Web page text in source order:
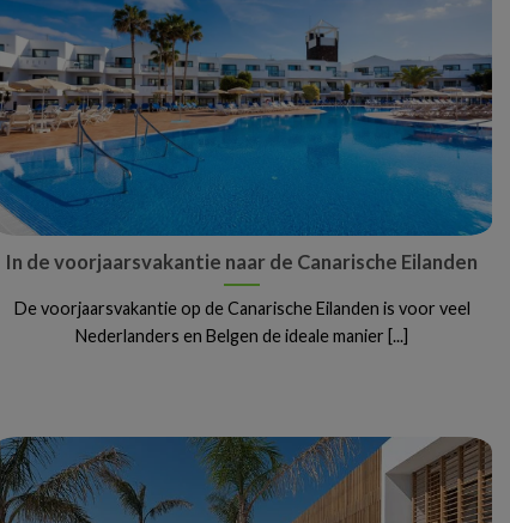
In de voorjaarsvakantie naar de Canarische Eilanden
De voorjaarsvakantie op de Canarische Eilanden is voor veel
Nederlanders en Belgen de ideale manier [...]